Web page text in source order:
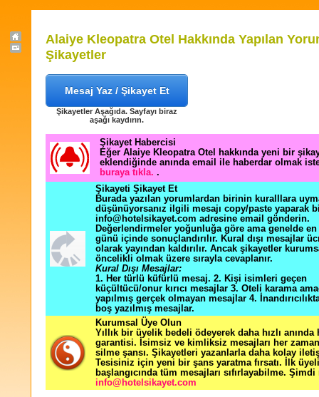
Alaiye Kleopatra Otel Hakkında Yapılan
Şikayetler
Mesaj Yaz / Şikayet Et
Şikayetler Aşağıda. Sayfayı biraz
aşağı kaydırın.
Şikayet Habercisi
Eğer Alaiye Kleopatra Otel hakkında yeni bir
eklendiğinde anında email ile haberdar olmak
buraya tıkla. .
Şikayeti Şikayet Et
Burada yazılan yorumlardan birinin kuralllara
düşünüyorsanız ilgili mesajı copy/paste yaparak
info@hotelsikayet.com adresine email gönderin.
Değerlendirmeler yoğunluğa göre ama genelde
günü içinde sonuçlandırılır. Kural dışı mesajlar
olarak yayından kaldırılır. Ancak şikayetler
öncelikli olmak üzere sırayla cevaplanır.
Kural Dışı Mesajlar:
1. Her türlü küfürlü mesaj. 2. Kişi isimleri geçen
küçültücü/onur kırıcı mesajlar 3. Oteli karama
yapılmış gerçek olmayan mesajlar 4.
boş yazılmış mesajlar.
Kurumsal Üye Olun
Yıllık bir üyelik bedeli ödeyerek daha hızlı
garantisi. İsimsiz ve kimliksiz mesajları her zaman
silme şansı. Şikayetleri yazanlarla daha kolay
Tesisiniz için yeni bir şans yaratma fırsatı. İlk
başlangıcında tüm mesajları sıfırlayabilme. Şimdi
info@hotelsikayet.com